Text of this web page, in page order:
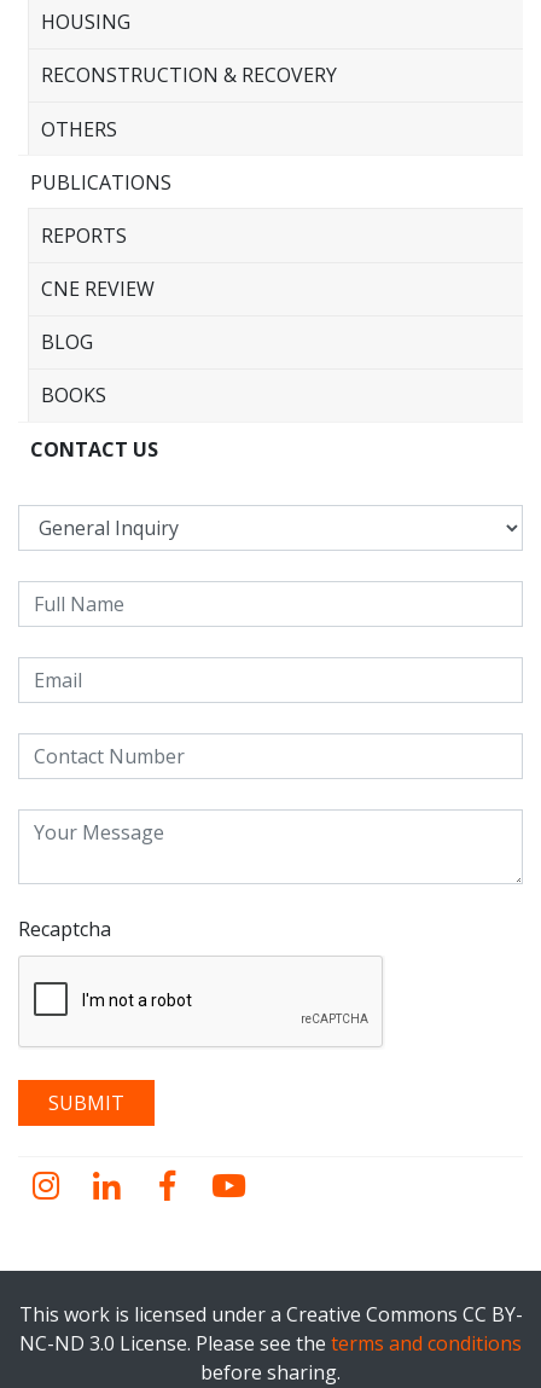
HOUSING
RECONSTRUCTION & RECOVERY
OTHERS
PUBLICATIONS
REPORTS
CNE REVIEW
BLOG
BOOKS
CONTACT US
Recaptcha
Instagram
LinkedInFacebookYouTube
This work is licensed under a Creative Commons CC BY-
NC-ND 3.0 License. Please see the terms and conditions
before sharing.